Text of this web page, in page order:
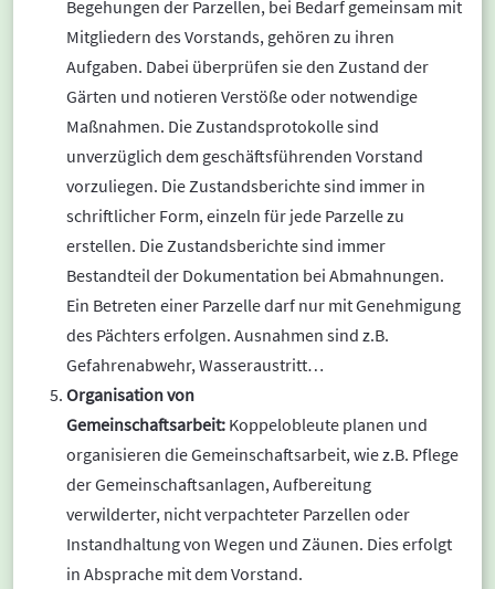
Begehungen der Parzellen, bei Bedarf gemeinsam mit
Mitgliedern des Vorstands, gehören zu ihren
Aufgaben. Dabei überprüfen sie den Zustand der
Gärten und notieren Verstöße oder notwendige
Maßnahmen. Die Zustandsprotokolle sind
unverzüglich dem geschäftsführenden Vorstand
vorzuliegen. Die Zustandsberichte sind immer in
schriftlicher Form, einzeln für jede Parzelle zu
erstellen. Die Zustandsberichte sind immer
Bestandteil der Dokumentation bei Abmahnungen.
Ein Betreten einer Parzelle darf nur mit Genehmigung
des Pächters erfolgen. Ausnahmen sind z.B.
Gefahrenabwehr, Wasseraustritt…
Organisation von
Gemeinschaftsarbeit: Koppelobleute planen und
organisieren die Gemeinschaftsarbeit, wie z.B. Pflege
der Gemeinschaftsanlagen, Aufbereitung
verwilderter, nicht verpachteter Parzellen oder
Instandhaltung von Wegen und Zäunen. Dies erfolgt
in Absprache mit dem Vorstand.